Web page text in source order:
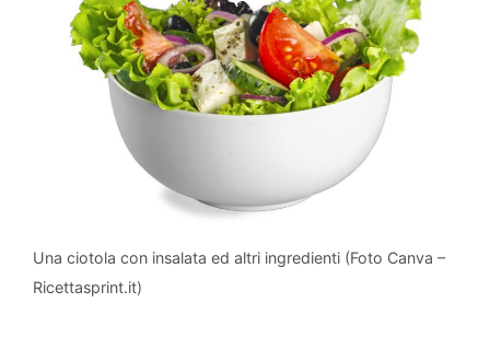
Una ciotola con insalata ed altri ingredienti (Foto Canva –
Ricettasprint.it)